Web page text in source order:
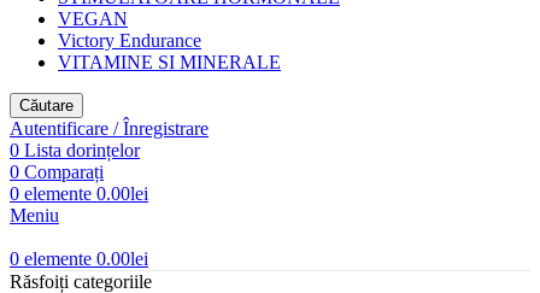
VEGAN
Victory Endurance
VITAMINE SI MINERALE
Căutare
Autentificare / Înregistrare
0 Lista dorințelor
0 Comparați
0 elemente 0.00lei
Meniu
0 elemente 0.00lei
Răsfoiți categoriile